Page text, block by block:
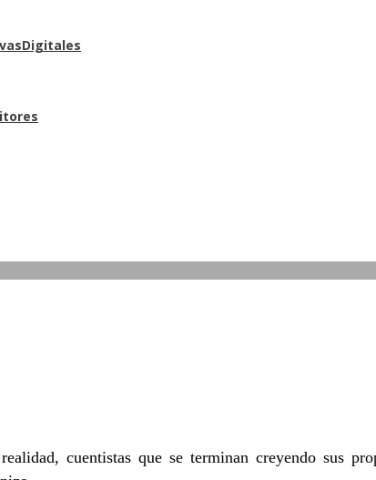
cuentistas que se terminan creyendo sus